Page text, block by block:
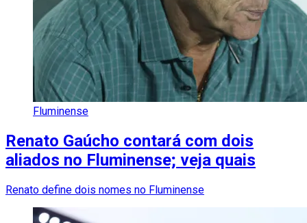
Fluminense
Renato Gaúcho contará com dois
aliados no Fluminense; veja quais
Renato define dois nomes no Fluminense